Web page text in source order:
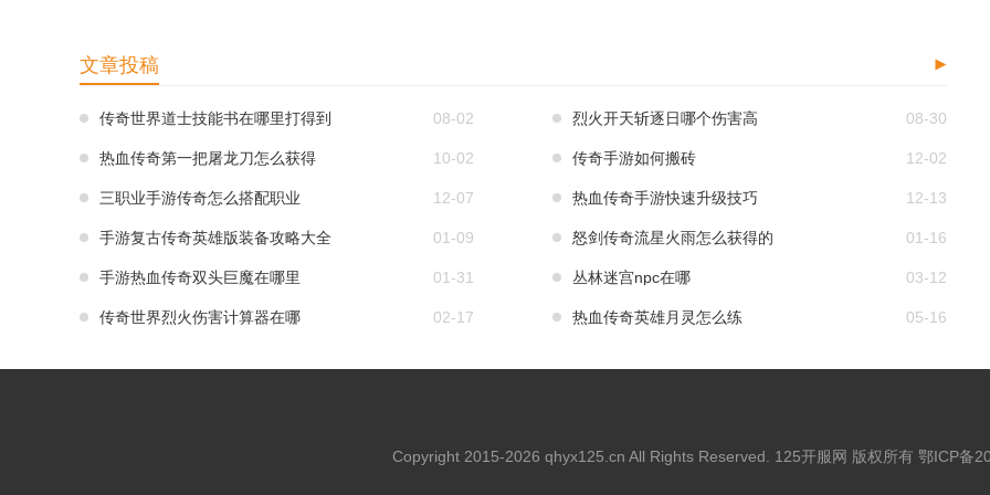
文章投稿
传奇世界道士技能书在哪里打得到 08-02 烈火开天斩逐日哪个伤害高 08-30
热血传奇第一把屠龙刀怎么获得 10-02 传奇手游如何搬砖 12-02
三职业手游传奇怎么搭配职业 12-07 热血传奇手游快速升级技巧 12-13
手游复古传奇英雄版装备攻略大全 01-09 怒剑传奇流星火雨怎么获得的 01-16
手游热血传奇双头巨魔在哪里 01-31 丛林迷宫npc在哪 03-12
传奇世界烈火伤害计算器在哪 02-17 热血传奇英雄月灵怎么练 05-16
Copyright 2015-2026 qhyx125.cn All Rights Reserved. 125开服网 版权所有 鄂ICP备